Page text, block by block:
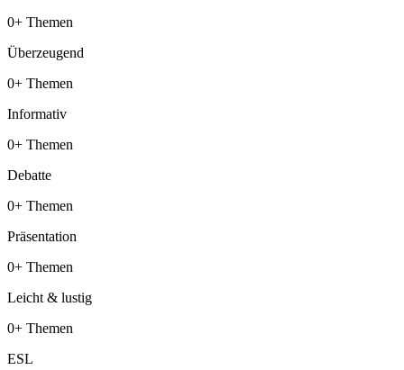
0+ Themen
Überzeugend
0+ Themen
Informativ
0+ Themen
Debatte
0+ Themen
Präsentation
0+ Themen
Leicht & lustig
0+ Themen
ESL